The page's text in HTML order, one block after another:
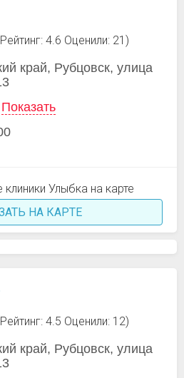
4.6 Оценили: 21)
край, Рубцовск, улица
Показать
НА КАРТЕ
4.5 Оценили: 12)
край, Рубцовск, улица